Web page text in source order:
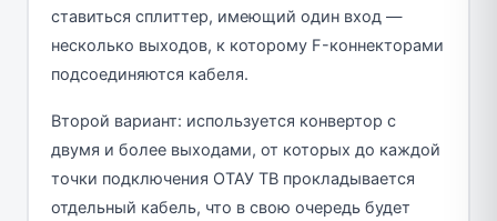
ставиться сплиттер, имеющий один вход —
несколько выходов, к которому F-коннекторами
подсоединяются кабеля.
Второй вариант: используется конвертор с
двумя и более выходами, от которых до каждой
точки подключения ОТАУ ТВ прокладывается
отдельный кабель, что в свою очередь будет